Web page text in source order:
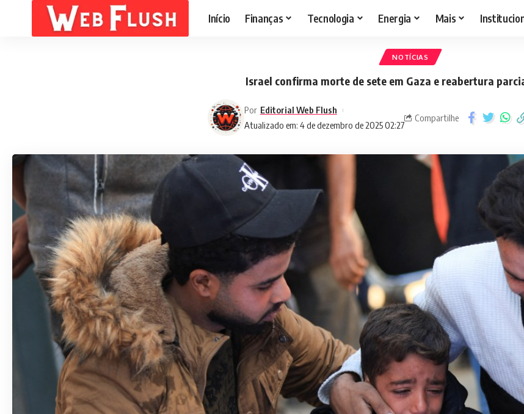
Início Finanças Tecnologia Energia Mais
NOTÍCIAS
Israel confirma morte de sete em Gaza e reabertura
Atualizado em: 4 de dezembro de 2025 02:27
Por Editorial Web Flush
Compartilhe